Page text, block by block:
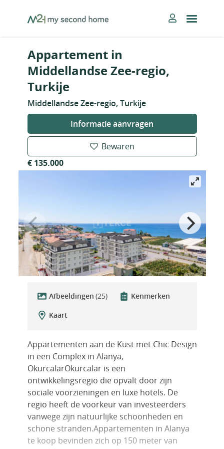
MySecondHome
Appartement in
Middellandse Zee-regio,
Turkije
Middellandse Zee-regio, Turkije
Informatie aanvragen
Bewaren
€ 135.000
Afbeeldingen (25)
Kenmerken
Kaart
Appartementen aan de Kust met Chic Design
in een Complex in Alanya,
OkurcalarOkurcalar is een
ontwikkelingsregio die opvalt door zijn
sociale voorzieningen en luxe hotels. De
regio heeft de voorkeur van investeerders
vanwege zijn natuurlijke schoonheden en
schone stranden.Appartementen in Alanya
te koop bevinden zich op 150 meter van